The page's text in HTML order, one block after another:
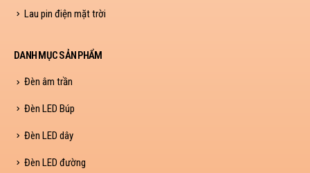
Lau pin điện mặt trời
DANH MỤC SẢN PHẨM
Đèn âm trần
Đèn LED Búp
Đèn LED dây
Đèn LED đường